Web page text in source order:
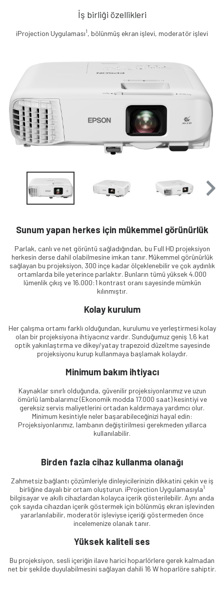
İş birliği özellikleri
iProjection Uygulaması1, bölünmüş ekran işlevi, moderatör işlevi
Sunum yapan herkes için mükemmel görünürlük
Parlak, canlı ve net görüntü sağladığından, bu Full HD projeksiyon
herkesin derse dahil olabilmesine imkan tanır. Mükemmel görünürlük
sağlayan bu projeksiyon, 300 inçe kadar ölçeklenebilir ve çok aydınlık
ortamlarda bile yeterince parlaktır. Bunların tümü yüksek 4.000
lümenlik çıkış ve 16.000:1 kontrast oranı sayesinde mümkün
kılınmıştır.
Kolay kurulum
Her çalışma ortamı farklı olduğundan, kurulumu ve yerleştirmesi kolay
olan bir projeksiyona ihtiyacınız vardır. Sunduğumuz geniş 1,6 kat
optik yakınlaştırma ve dikey/yatay trapezoid düzeltme sayesinde
projeksiyonu kurup kullanmaya başlamak kolaydır.
Minimum bakım ihtiyacı
Kaynaklar sınırlı olduğunda, güvenilir projeksiyonlarımız ve uzun
ömürlü lambalarımız (Ekonomik modda 17.000 saat) kesintiyi ve
gereksiz servis maliyetlerini ortadan kaldırmaya yardımcı olur.
Minimum kesintiyle neler başarabileceğinizi hayal edin:
Projeksiyonlarımız, lambanın değiştirilmesi gerekmeden yıllarca
kullanılabilir.
Birden fazla cihaz kullanma olanağı
Zahmetsiz bağlantı çözümleriyle dinleyicilerinizin dikkatini çekin ve iş
birliğine dayalı bir ortam oluşturun. iProjection Uygulamasıyla1
bilgisayar ve akıllı cihazlardan kolayca içerik gösterilebilir. Aynı anda
çok sayıda cihazdan içerik göstermek için bölünmüş ekran işlevinden
yararlanılabilir, moderatör işleviyse içeriği göstermeden önce
incelemenize olanak tanır.
Yüksek kaliteli ses
Bu projeksiyon, sesli içeriğin ilave harici hoparlörlere gerek kalmadan
net bir şekilde duyulabilmesini sağlayan dahili 16 W hoparlöre sahiptir.